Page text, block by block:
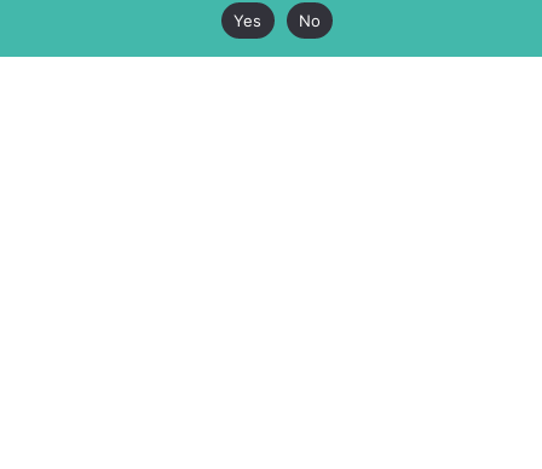
Yes
No